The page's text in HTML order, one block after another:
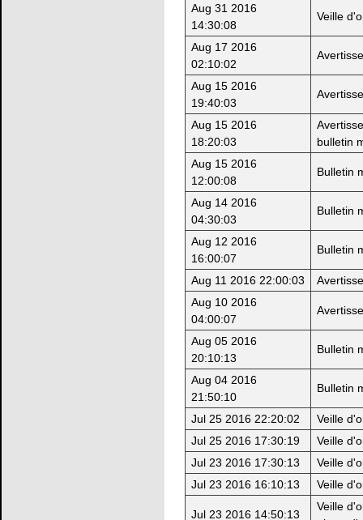
Aug 31 2016
14:30:08
Veille
Aug 17 2016
02:10:02
Aug 15 2016
19:40:03
Aug 15 2016
18:20:03
bulletin
Aug 15 2016
12:00:08
Bulletin
Aug 14 2016
04:30:03
Bulletin
Aug 12 2016
16:00:07
Bulletin
Aug 11 2016 22:00:03
Aug 10 2016
04:00:07
Aug 05 2016
20:10:13
Bulletin
Aug 04 2016
21:50:10
Bulletin
Jul 25 2016 22:20:02
Veille
Jul 25 2016 17:30:19
Veille
Jul 23 2016 17:30:13
Veille
Jul 23 2016 16:10:13
Veille
Jul 23 2016 14:50:13
Veille